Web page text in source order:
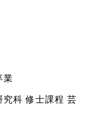
業
究科 修士課程 芸